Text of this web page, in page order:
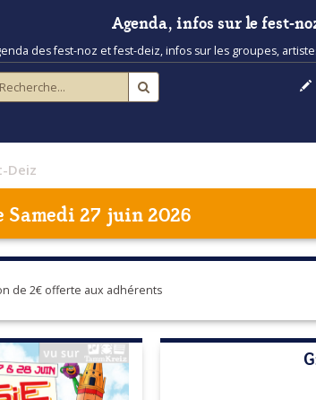
Agenda, infos sur le fest-
des fest-noz et fest-deiz, infos sur les groupes,
Deiz
Samedi 27 juin 2026
de 2€ offerte aux adhérents